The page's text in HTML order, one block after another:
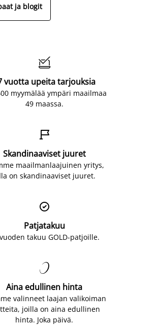
ja blogit

vuotta upeita tarjouksia
myymälää ympäri maailmaa
49 maassa.

Skandinaaviset juuret
maailmanlaajuinen yritys,
on skandinaaviset juuret.

Patjatakuu
takuu GOLD-patjoille.

Aina edullinen hinta
valinneet laajan valikoiman
joilla on aina edullinen
hinta. Joka päivä.